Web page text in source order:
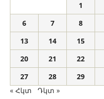
1
6
7 8
13
14 15
20
21 22
27
28 29
« Հկտ
Դկտ »